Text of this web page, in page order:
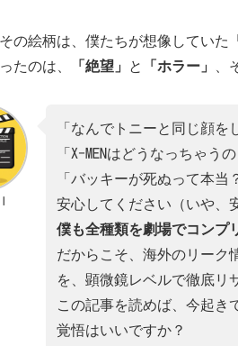
の絵柄は、僕たちが想像していた
たのは、
「絶望」 と 「ホラー」 、
「なんでトニーと同じ顔を
「X-MENはどうなっちゃうの
「バッキーが死ぬって本当
安心してください（いや、
僕も全種類を劇場でコンプ
だからこそ、海外のリーク
を、顕微鏡レベルで徹底リ
この記事を読めば、今起き
覚悟はいいですか？